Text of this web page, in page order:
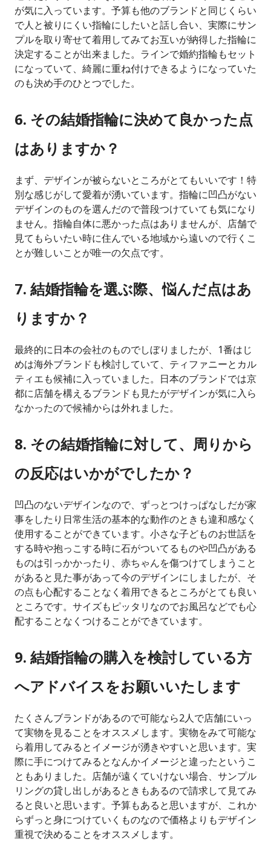
が気に入っています。予算も他のブランドと同じくらい
で人と被りにくい指輪にしたいと話し合い、実際にサン
プルを取り寄せて着用してみてお互いが納得した指輪に
決定することが出来ました。ラインで婚約指輪もセット
になっていて、綺麗に重ね付けできるようになっていた
のも決め手のひとつでした。
6. その結婚指輪に決めて良かった点
はありますか？
まず、デザインが被らないところがとてもいいです！特
別な感じがして愛着が湧いています。指輪に凹凸がない
デザインのものを選んだので普段つけていても気になり
ません。指輪自体に悪かった点はありませんが、店舗で
見てもらいたい時に住んでいる地域から遠いので行くこ
とが難しいことが唯一の欠点です。
7. 結婚指輪を選ぶ際、悩んだ点はあ
りますか？
最終的に日本の会社のものでしぼりましたが、1番はじ
めは海外ブランドも検討していて、ティファニーとカル
ティエも候補に入っていました。日本のブランドでは京
都に店舗を構えるブランドも見たがデザインが気に入ら
なかったので候補からは外れました。
8. その結婚指輪に対して、周りから
の反応はいかがでしたか？
凹凸のないデザインなので、ずっとつけっぱなしだが家
事をしたり日常生活の基本的な動作のときも違和感なく
使用することができています。小さな子どものお世話を
する時や抱っこする時に石がついてるものや凹凸がある
ものは引っかかったり、赤ちゃんを傷つけてしまうこと
があると見た事があって今のデザインにしましたが、そ
の点も心配することなく着用できるところがとても良い
ところです。サイズもピッタリなのでお風呂などでも心
配することなくつけることができています。
9. 結婚指輪の購入を検討している方
へアドバイスをお願いいたします
たくさんブランドがあるので可能なら2人で店舗にいっ
て実物を見ることをオススメします。実物をみて可能な
ら着用してみるとイメージが湧きやすいと思います。実
際に手につけてみるとなんかイメージと違ったというこ
ともありました。店舗が遠くていけない場合、サンプル
リングの貸し出しがあるときもあるので請求して見てみ
ると良いと思います。予算もあると思いますが、これか
らずっと身につけていくものなので価格よりもデザイン
重視で決めることをオススメします。